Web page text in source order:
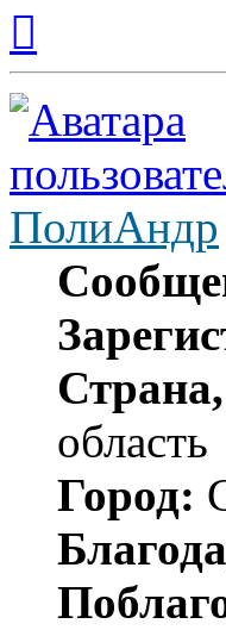
началу
ПолиАндр
область
Город: